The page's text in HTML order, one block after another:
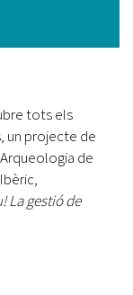
tots els
un projecte de
de
La gestió de